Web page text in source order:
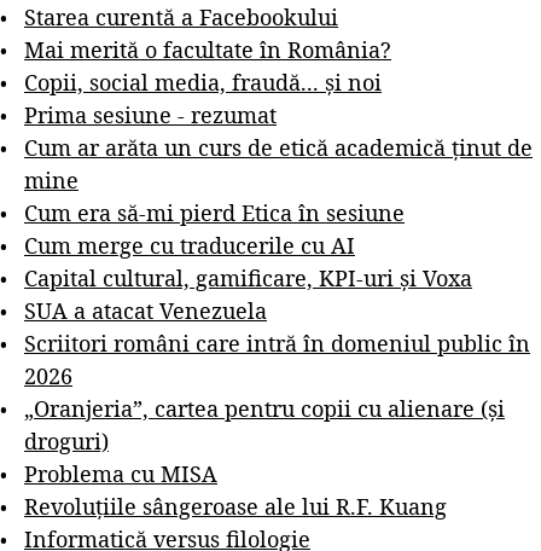
Starea curentă a Facebookului
Mai merită o facultate în România?
Copii, social media, fraudă... și noi
Prima sesiune - rezumat
Cum ar arăta un curs de etică academică ținut de
mine
Cum era să-mi pierd Etica în sesiune
Cum merge cu traducerile cu AI
Capital cultural, gamificare, KPI-uri și Voxa
SUA a atacat Venezuela
Scriitori români care intră în domeniul public în
2026
„Oranjeria”, cartea pentru copii cu alienare (și
droguri)
Problema cu MISA
Revoluțiile sângeroase ale lui R.F. Kuang
Informatică versus filologie